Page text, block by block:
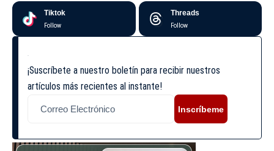
Tiktok
Follow
Threads
Follow
¡Suscríbete a nuestro boletín para recibir nuestros
artículos más recientes al instante!
Inscríbeme